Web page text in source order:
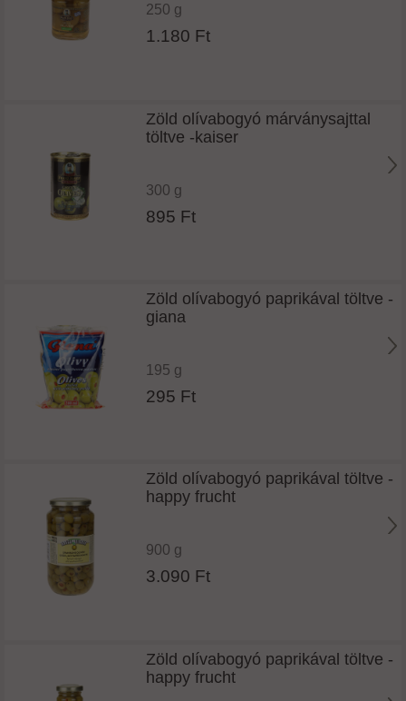
250 g
1.180 Ft
Zöld olívabogyó márványsajttal
töltve -kaiser
300 g
895 Ft
Zöld olívabogyó paprikával töltve -
giana
195 g
295 Ft
Zöld olívabogyó paprikával töltve -
happy frucht
900 g
3.090 Ft
Zöld olívabogyó paprikával töltve -
happy frucht